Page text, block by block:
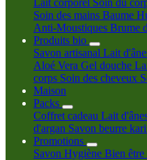
Lait corporel Soin du
Soin des mains Baume
Anti-Moustiques Brume
Produits bio
Savon artisanal Lait
Aloé Vera Gel douche
corps Soin des cheveux
Maison
Packs
Coffret cadeau Lait
d'argan Savon beurre
Promotions
Savon Hygiène Bien être